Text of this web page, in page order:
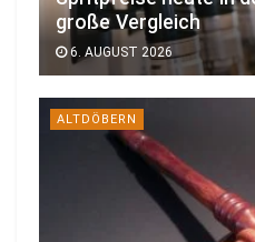
große Vergleich
6. AUGUST 2026
ALTDÖBERN